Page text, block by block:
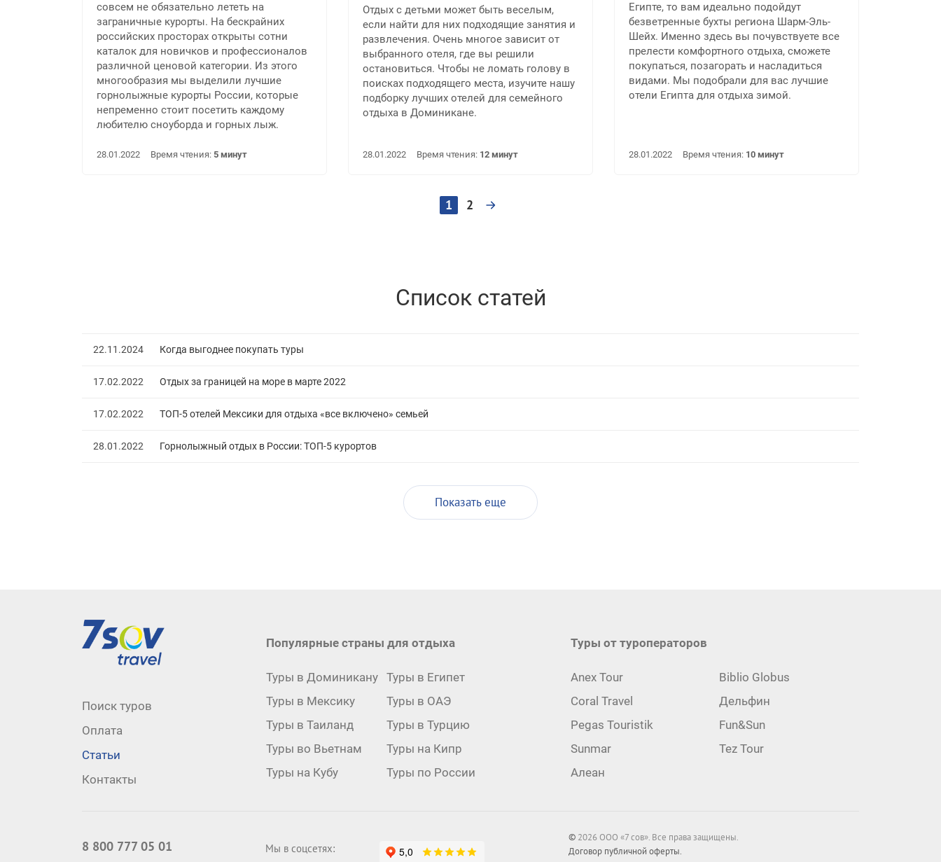
совсем не обязательно лететь на
заграничные курорты. На бескрайних
российских просторах открыты сотни
каталок для новичков и профессионалов
различной ценовой категории. Из этого
многообразия мы выделили лучшие
горнолыжные курорты России, которые
непременно стоит посетить каждому
любителю сноуборда и горных лыж.
28.01.2022 Время чтения: 5 минут
Отдых с детьми может быть веселым,
если найти для них подходящие занятия и
развлечения. Очень многое зависит от
выбранного отеля, где вы решили
остановиться. Чтобы не ломать голову в
поисках подходящего места, изучите нашу
подборку лучших отелей для семейного
отдыха в Доминикане.
28.01.2022 Время чтения: 12 минут
Египте, то вам идеально подойдут
безветренные бухты региона Шарм-Эль-
Шейх. Именно здесь вы почувствуете все
прелести комфортного отдыха, сможете
покупаться, позагорать и насладиться
видами. Мы подобрали для вас лучшие
отели Египта для отдыха зимой.
28.01.2022 Время чтения: 10 минут
Нумерация
Текущая
1 Page
2 Следующая
Список статей
22.11.2024 Когда выгоднее покупать туры
17.02.2022 Отдых за границей на море в марте 2022
17.02.2022 ТОП-5 отелей Мексики для отдыха «все включено» семьей
28.01.2022 Горнолыжный отдых в России: ТОП-5 курортов
Показать еще
Подвал
Поиск туров
Оплата
Статьи
Контакты
Популярные страны для отдыха
Популярные
страны
для
отдыха
Туры в Доминикану Туры в Египет
Туры в Мексику
Туры в ОАЭ
Туры в Таиланд
Туры в Турцию
Туры во Вьетнам
Туры на Кипр
Туры на Кубу
Туры по России
Туры от туроператоров
Туры
от
туроператоров
Anex Tour
Biblio Globus
Coral Travel
Дельфин
Pegas Touristik
Fun&Sun
Sunmar
Tez Tour
Алеан
8 800 777 05 01 Мы в соцсетях:
© 2026 ООО «7 сов». Все права защищены.
Договор публичной оферты.